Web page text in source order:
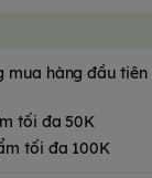
mua hàng đầu
tối đa 50K
tối đa 100K